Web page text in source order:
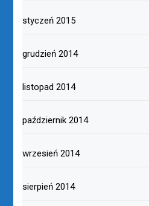
styczeń 2015
grudzień 2014
listopad 2014
październik 2014
wrzesień 2014
sierpień 2014